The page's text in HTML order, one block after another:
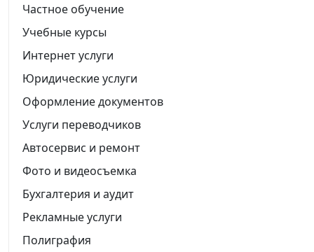
Частное обучение
Учебные курсы
Интернет услуги
Юридические услуги
Оформление документов
Услуги переводчиков
Автосервис и ремонт
Фото и видеосъемка
Бухгалтерия и аудит
Рекламные услуги
Полиграфия